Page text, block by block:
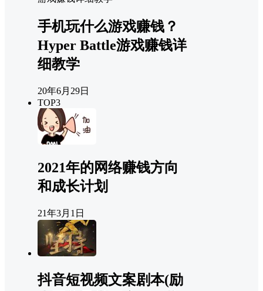
手机玩什么游戏赚钱？
Hyper Battle游戏赚钱详
细教学
20年6月29日
TOP3
2021年的网络赚钱方向
和成长计划
21年3月1日
抖音短视频文案剧本(励